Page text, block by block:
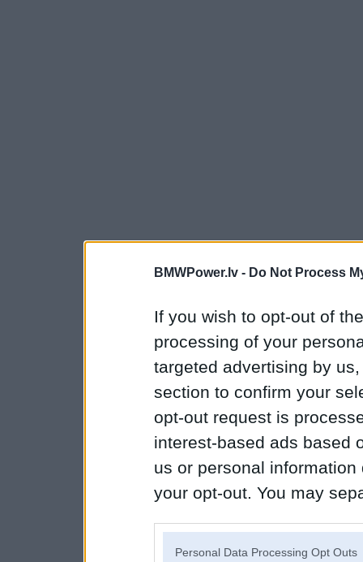
BMWPower.lv - Do Not Process
If you wish to opt-out of
processing of your
targeted advertising by
section to confirm your
opt-out request is
interest-based ads based
us or personal
your opt-out. You may
Personal Data Processing Opt Outs